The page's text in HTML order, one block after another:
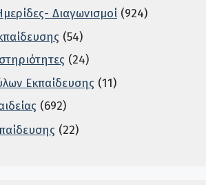
Διαγωνισμοί (924)
(54)
(24)
Εκπαίδευσης (11)
(692)
(22)